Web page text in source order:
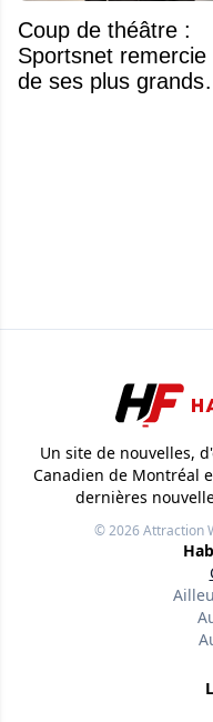
Coup de théâtre :
Sportsnet remercie
de ses plus grands
Un site de nouvelles,
Canadien de Montréal
dernières
© 2026Attraction